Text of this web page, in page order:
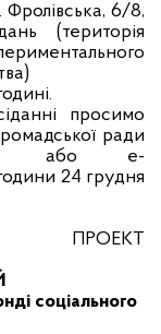
Фролівська, 6/8,
(територія
просимо
ради
26 або e-
24 грудня
ПРОЕКТ
соціального